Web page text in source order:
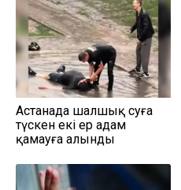
Астанада шалшық суға
түскен екі ер адам
қамауға алынды